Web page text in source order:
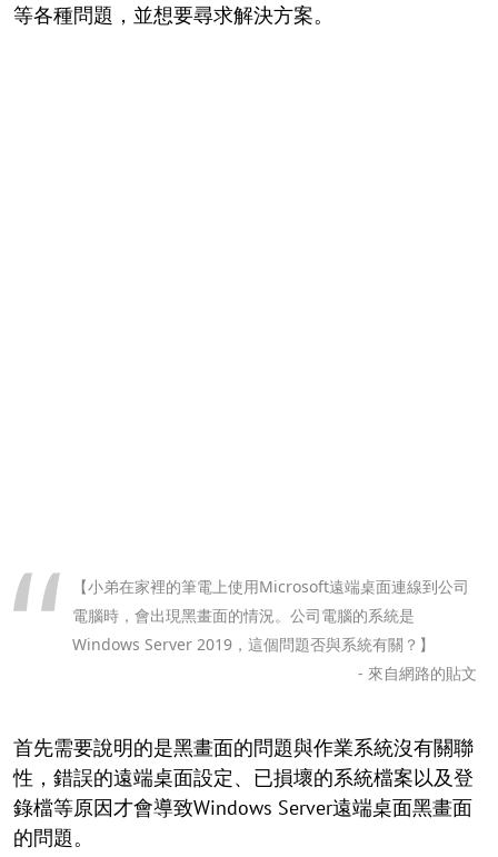
等各種問題，並想要尋求解決方案。
【小弟在家裡的筆電上使用Microsoft遠端桌面連線到公司
電腦時，會出現黑畫面的情況。公司電腦的系統是
Windows Server 2019，這個問題否與系統有關？】
- 來自網路的貼文
首先需要說明的是黑畫面的問題與作業系統沒有關聯
性，錯誤的遠端桌面設定、已損壞的系統檔案以及登
錄檔等原因才會導致Windows Server遠端桌面黑畫面
的問題。